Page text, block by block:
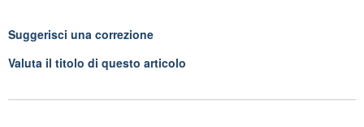
Suggerisci una correzione
Valuta il titolo di questo articolo